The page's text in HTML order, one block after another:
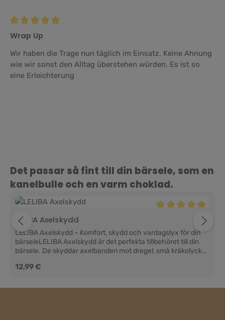
Recension med betyg på 5 av 5 stjärnor
Wrap Up
Wir haben die Trage nun täglich im Einsatz. Keine Ahnung
wie wir sonst den Alltag überstehen würden. Es ist so
eine Erleichterung
Hoppa över produktgalleri
Det passar så fint till din bärsele, som en
kanelbulle och en varm choklad.
Genomsnittligt
LELIBA Axelskydd
LELIBA Axelskydd – Komfort, skydd och vardagslyx för din
bärseleLELIBA Axelskydd är det perfekta tillbehöret till din
bärsele. De skyddar axelbanden mot dregel, små kräkolyckor
ditt barn. Mjuka mot känslig babyhud, praktiska i vardagen
redo för alla era små och stora äventyr tillsammans.Praktiskt
Ordinarie pris:
12,99 €